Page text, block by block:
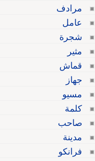
مرادف
عامل
شجرة
مثير
قماش
جهاز
مسيو
كلمة
صاحب
مدينة
فرانكو